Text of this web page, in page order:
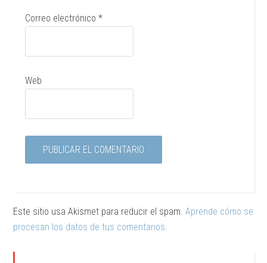
Correo electrónico*
Web
Este sitio usa Akismet para reducir el spam.Aprende cómo se
procesan los datos de tus comentarios.